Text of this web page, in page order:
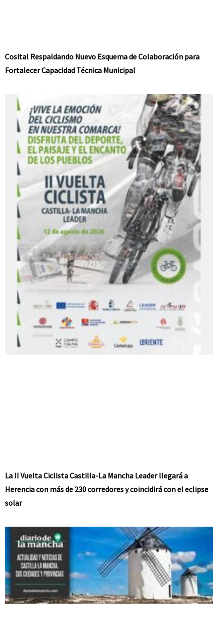
Cosital Respaldando Nuevo Esquema de Colaboración para
Fortalecer Capacidad Técnica Municipal
La II Vuelta Ciclista Castilla-La Mancha Leader llegará a
Herencia con más de 230 corredores y coincidirá con el eclipse
solar